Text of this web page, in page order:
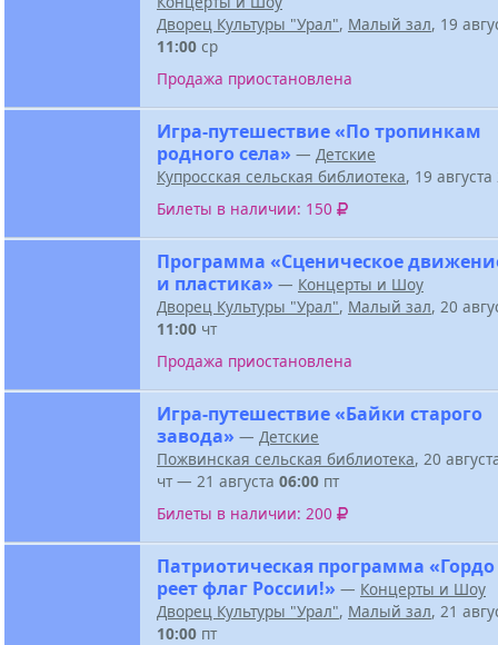
Дворец Культуры "Урал", Малый зал, 19
11:00 ср
Продажа приостановлена
Игра-путешествие «По тропинкам
родного села» — Детские
Купросская сельская библиотека, 19
Билеты в наличии: 150
Программа «Сценическое
и пластика» — Концерты и Шоу
Дворец Культуры "Урал", Малый зал, 20
11:00 чт
Продажа приостановлена
Игра-путешествие «Байки старого
завода» — Детские
Пожвинская сельская библиотека, 20
чт — 21 августа 06:00 пт
Билеты в наличии: 200
Патриотическая программа «Гордо
реет флаг России!» — Концерты и Шоу
Дворец Культуры "Урал", Малый зал, 21
10:00 пт